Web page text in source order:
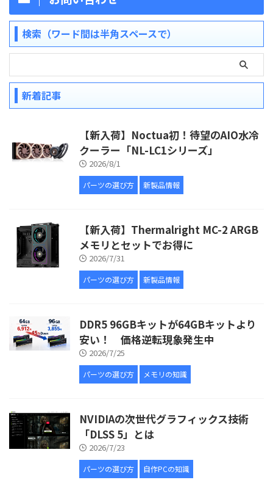
検索（ワード間は半角スペースで）
新着記事
【新入荷】Noctua初！待望のAIO水冷
クーラー「NL-LC1シリーズ」
2026/8/1
パーツの選び方 新製品情報
【新入荷】Thermalright MC-2 ARGB
メモリとセットでお得に
2026/7/31
パーツの選び方 新製品情報
DDR5 96GBキットが64GBキットより
安い！ 価格逆転現象発生中
2026/7/25
パーツの選び方 メモリの知識
NVIDIAの次世代グラフィックス技術
「DLSS 5」とは
2026/7/23
パーツの選び方 自作PCの知識